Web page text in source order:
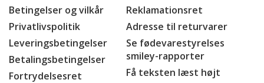
Betingelser og vilkår
Privatlivspolitik
Leveringsbetingelser
Betalingsbetingelser
Fortrydelsesret
Reklamationsret
Adresse til returvarer
Se fødevarestyrelses
smiley-rapporter
Få teksten læst højt